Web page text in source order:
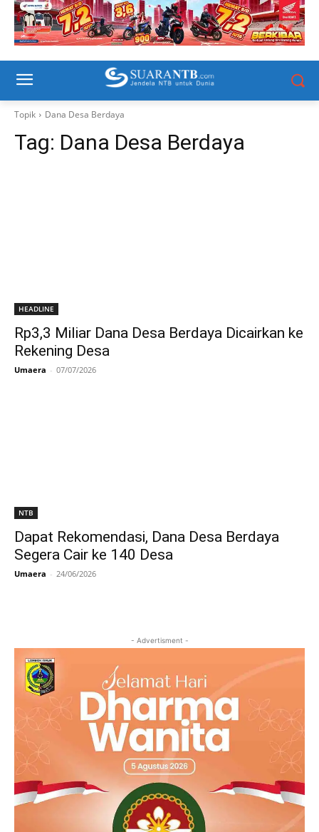
Topik Dana Desa Berdaya
Tag: Dana Desa Berdaya
HEADLINE
Rp3,3 Miliar Dana Desa Berdaya Dicairkan ke
Rekening Desa
Umaera - 07/07/2026
NTB
Dapat Rekomendasi, Dana Desa Berdaya
Segera Cair ke 140 Desa
Umaera - 24/06/2026
- Advertisment -